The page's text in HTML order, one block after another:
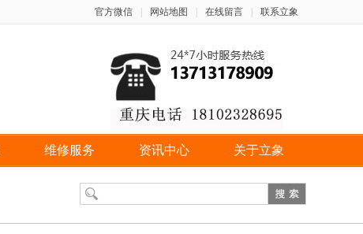
官方微信 网站地图 在线留言 联系立象
维修服务 资讯中心 关于立象